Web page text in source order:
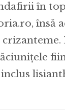
în
însă